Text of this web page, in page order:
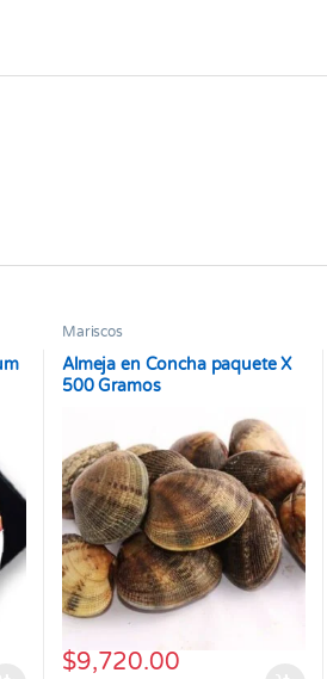
Mariscos
Almeja en Concha paquete X
500 Gramos
$9,720.00